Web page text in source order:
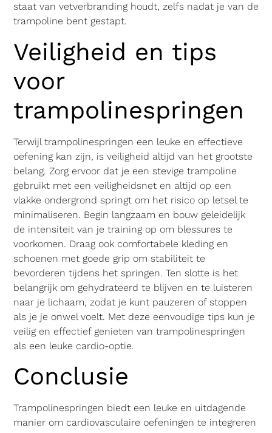
staat van vetverbranding houdt, zelfs nadat je van de
trampoline bent gestapt.
Veiligheid en tips
voor
trampolinespringen
Terwijl trampolinespringen een leuke en effectieve
oefening kan zijn, is veiligheid altijd van het grootste
belang. Zorg ervoor dat je een stevige trampoline
gebruikt met een veiligheidsnet en altijd op een
vlakke ondergrond springt om het risico op letsel te
minimaliseren. Begin langzaam en bouw geleidelijk
de intensiteit van je training op om blessures te
voorkomen. Draag ook comfortabele kleding en
schoenen met goede grip om stabiliteit te
bevorderen tijdens het springen. Ten slotte is het
belangrijk om gehydrateerd te blijven en te luisteren
naar je lichaam, zodat je kunt pauzeren of stoppen
als je je onwel voelt. Met deze eenvoudige tips kun je
veilig en effectief genieten van trampolinespringen
als een leuke cardio-optie.
Conclusie
Trampolinespringen biedt een leuke en uitdagende
manier om cardiovasculaire oefeningen te integreren